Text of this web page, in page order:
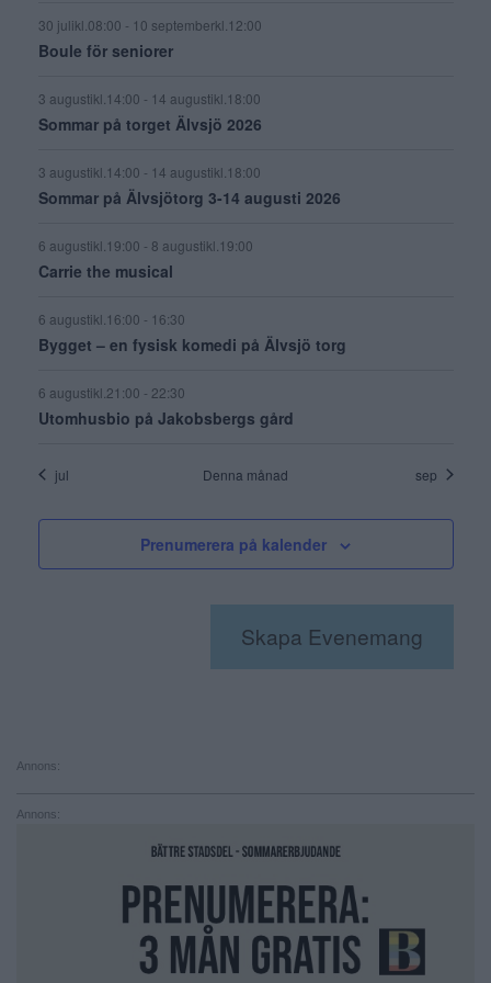
g
i
o
e
e
a
g
30 julikl.08:00 - 10 septemberkl.12:00
Boule för seniorer
3 augustikl.14:00 - 14 augustikl.18:00
Sommar på torget Älvsjö 2026
3 augustikl.14:00 - 14 augustikl.18:00
Sommar på Älvsjötorg 3-14 augusti 2026
6 augustikl.19:00 - 8 augustikl.19:00
Carrie the musical
6 augustikl.16:00 - 16:30
Bygget – en fysisk komedi på Älvsjö torg
6 augustikl.21:00 - 22:30
Utomhusbio på Jakobsbergs gård
jul Denna månad sep
Prenumerera på kalender
Skapa Evenemang
Annons:
Annons: